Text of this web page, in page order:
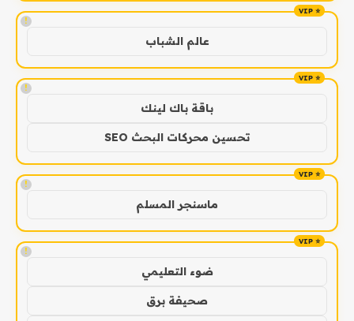
!
عالم الشباب
!
باقة باك لينك
تحسين محركات البحث SEO
!
ماسنجر المسلم
!
ضوء التعليمي
صحيفة برق